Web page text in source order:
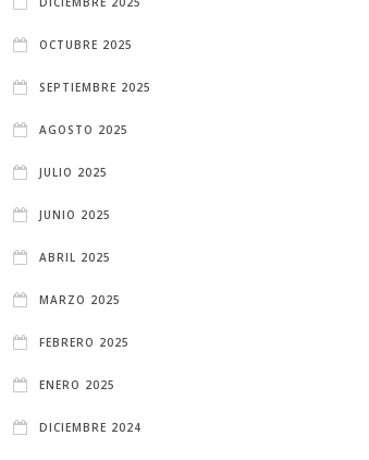
OCTUBRE 2025
SEPTIEMBRE 2025
AGOSTO 2025
JULIO 2025
JUNIO 2025
ABRIL 2025
MARZO 2025
FEBRERO 2025
ENERO 2025
DICIEMBRE 2024